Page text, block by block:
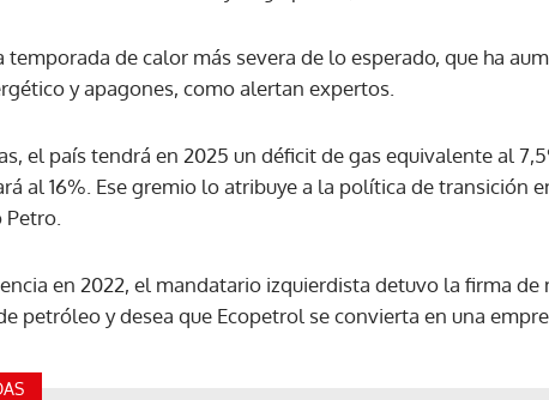
temporada de calor más severa de lo esperado, que ha
y apagones, como alertan expertos.
el país tendrá en 2025 un déficit de gas equivalente al
al 16%. Ese gremio lo atribuye a la política de transición
en 2022, el mandatario izquierdista detuvo la firma de
petróleo y desea que Ecopetrol se convierta en una